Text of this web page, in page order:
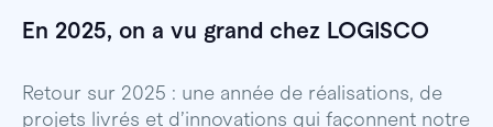
En 2025, on a vu grand chez LOGISCO
Retour sur 2025 : une année de réalisations, de
projets livrés et d’innovations qui façonnent notre